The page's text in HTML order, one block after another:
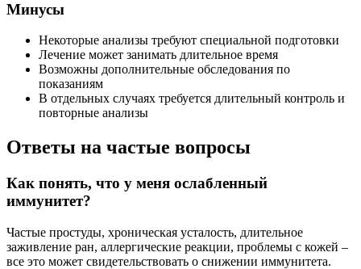
Минусы
Некоторые анализы требуют специальной подготовки
Лечение может занимать длительное время
Возможны дополнительные обследования по
показаниям
В отдельных случаях требуется длительный контроль и
повторные анализы
Ответы на частые вопросы
Как понять, что у меня ослабленный
иммунитет?
Частые простуды, хроническая усталость, длительное
заживление ран, аллергические реакции, проблемы с кожей –
все это может свидетельствовать о снижении иммунитета.